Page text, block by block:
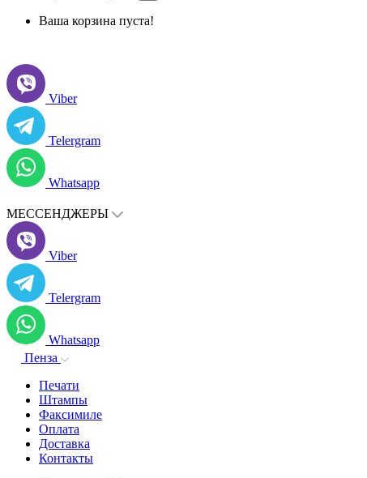
Ваша корзина пуста!
Viber
Telergram
Whatsapp
МЕССЕНДЖЕРЫ
Viber
Telergram
Whatsapp
Пенза
Печати
Штампы
Факсимиле
Оплата
Доставка
Контакты